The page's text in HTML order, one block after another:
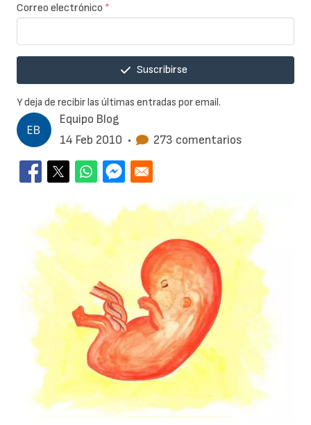
Equipo Blog
14 Feb 2010 • 273 comentarios
Correo electrónico *
Suscribirse
Y deja de recibir las últimas entradas por email.